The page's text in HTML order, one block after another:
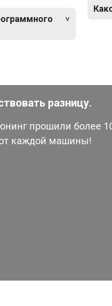
разницу.
прошили более
каждой машины!